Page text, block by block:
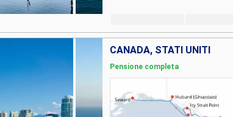
CANADA, STATI UNITI
Pensione completa